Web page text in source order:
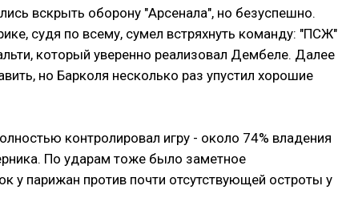
вскрыть оборону "Арсенала", но безуспешно.
судя по всему, сумел встряхнуть команду: "ПСЖ"
который уверенно реализовал Дембеле. Далее
но Барколя несколько раз упустил хорошие
контролировал игру - около 74% владения
По ударам тоже было заметное
у парижан против почти отсутствующей остроты у